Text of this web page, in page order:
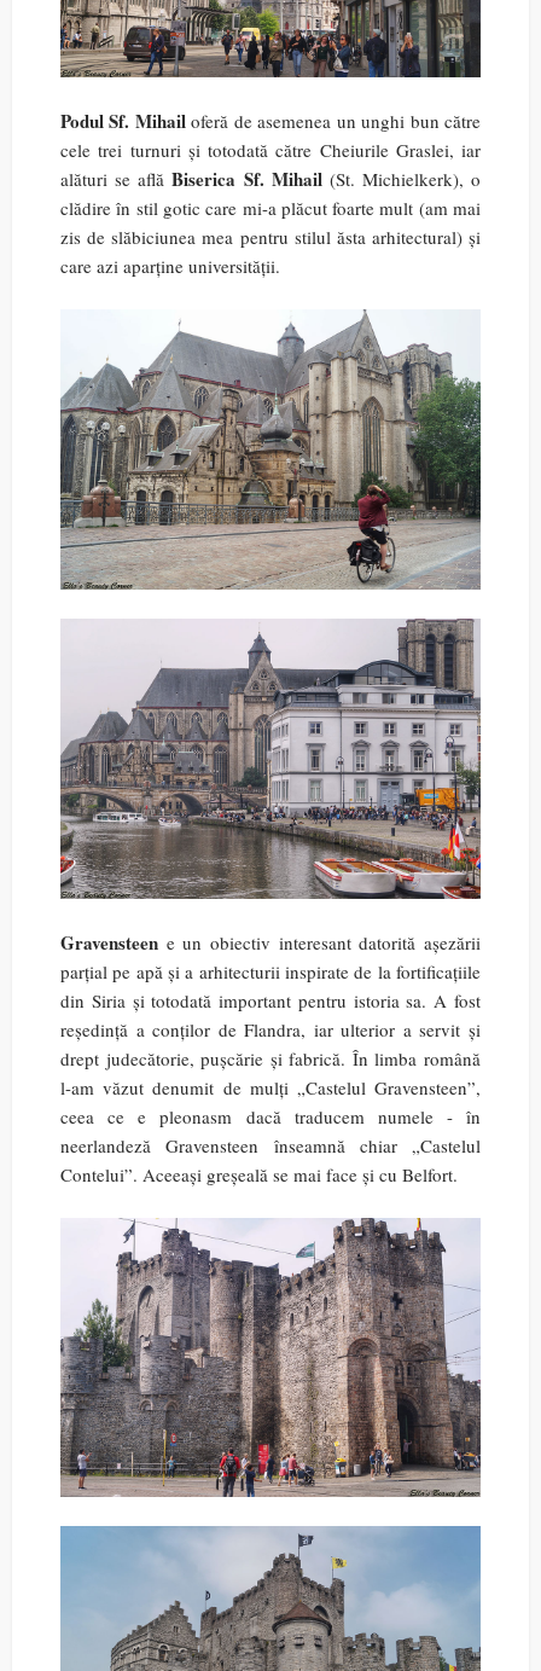
Podul Sf. Mihailoferă de asemenea un unghi bun către
cele trei turnuri și totodată către Cheiurile Graslei, iar
alături se aflăBiserica Sf. Mihail(St. Michielkerk), o
clădire în stil gotic care mi-a plăcut foarte mult (am mai
zis de slăbiciunea mea pentru stilul ăsta arhitectural) și
care azi aparține universității.
Gravensteen e un obiectiv interesant datorită așezării
parțial pe apă și a arhitecturii inspirate de la fortificațiile
din Siria și totodată important pentru istoria sa. A fost
reședință a conților de Flandra, iar ulterior a servit și
drept judecătorie, pușcărie și fabrică. În limba română
l-am văzut denumit de mulți „Castelul Gravensteen”,
ceea ce e pleonasm dacă traducem numele - în
neerlandeză Gravensteen înseamnă chiar „Castelul
Contelui”. Aceeași greșeală se mai face și cu Belfort.